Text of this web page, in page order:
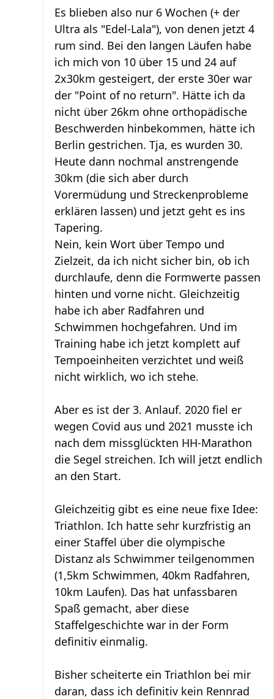
Es blieben also nur 6 Wochen (+ der
Ultra als "Edel-Lala"), von denen jetzt 4
rum sind. Bei den langen Läufen habe
ich mich von 10 über 15 und 24 auf
2x30km gesteigert, der erste 30er war
der "Point of no return". Hätte ich da
nicht über 26km ohne orthopädische
Beschwerden hinbekommen, hätte ich
Berlin gestrichen. Tja, es wurden 30.
Heute dann nochmal anstrengende
30km (die sich aber durch
Vorermüdung und Streckenprobleme
erklären lassen) und jetzt geht es ins
Tapering.
Nein, kein Wort über Tempo und
Zielzeit, da ich nicht sicher bin, ob ich
durchlaufe, denn die Formwerte passen
hinten und vorne nicht. Gleichzeitig
habe ich aber Radfahren und
Schwimmen hochgefahren. Und im
Training habe ich jetzt komplett auf
Tempoeinheiten verzichtet und weiß
nicht wirklich, wo ich stehe.
Aber es ist der 3. Anlauf. 2020 fiel er
wegen Covid aus und 2021 musste ich
nach dem missglückten HH-Marathon
die Segel streichen. Ich will jetzt endlich
an den Start.
Gleichzeitig gibt es eine neue fixe Idee:
Triathlon. Ich hatte sehr kurzfristig an
einer Staffel über die olympische
Distanz als Schwimmer teilgenommen
(1,5km Schwimmen, 40km Radfahren,
10km Laufen). Das hat unfassbaren
Spaß gemacht, aber diese
Staffelgeschichte war in der Form
definitiv einmalig.
Bisher scheiterte ein Triathlon bei mir
daran, dass ich definitiv kein Rennrad